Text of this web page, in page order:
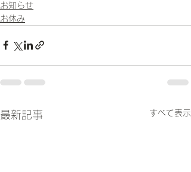
お知らせ
お休み
最新記事 すべて表示